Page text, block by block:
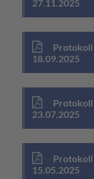
27.11.2025
Protokoll
18.09.2025
Protokoll
23.07.2025
Protokoll
15.05.2025